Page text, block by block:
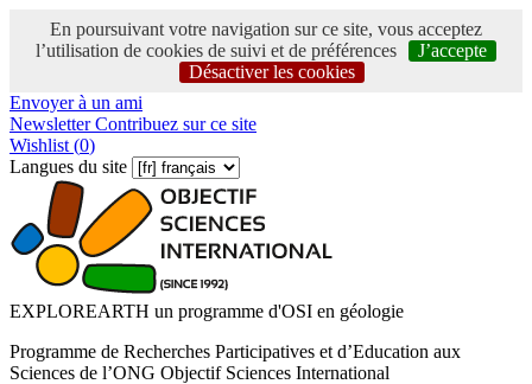
En poursuivant votre navigation sur ce site, vous acceptez
l’utilisation de cookies de suivi et de préférences
J’accepte
Désactiver les cookies
Envoyer à un ami
NewsletterContribuez sur ce site
Wishlist (0)
Langues du site
EXPLOREARTH un programme d'OSI en géologie
Programme de Recherches Participatives et d’Education aux
Sciences de l’ONG Objectif Sciences International